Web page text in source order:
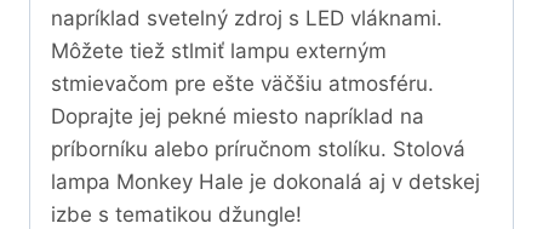
napríklad svetelný zdroj s LED vláknami.
Môžete tiež stlmiť lampu externým
stmievačom pre ešte väčšiu atmosféru.
Doprajte jej pekné miesto napríklad na
príborníku alebo príručnom stolíku. Stolová
lampa Monkey Hale je dokonalá aj v detskej
izbe s tematikou džungle!